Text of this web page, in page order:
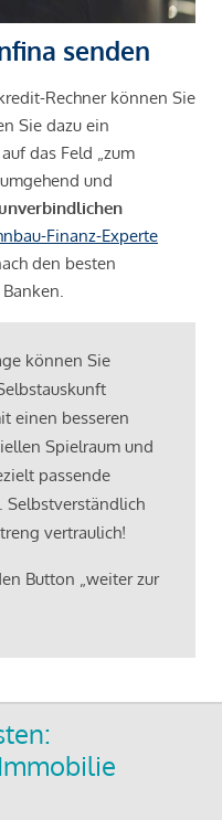
senden
Rechner können Sie
Sie dazu ein
das Feld „zum
und
Finanz-Experte
den besten
können Sie
einen besseren
Spielraum und
passende
Selbstverständlich
vertraulich!
Button „weiter zur